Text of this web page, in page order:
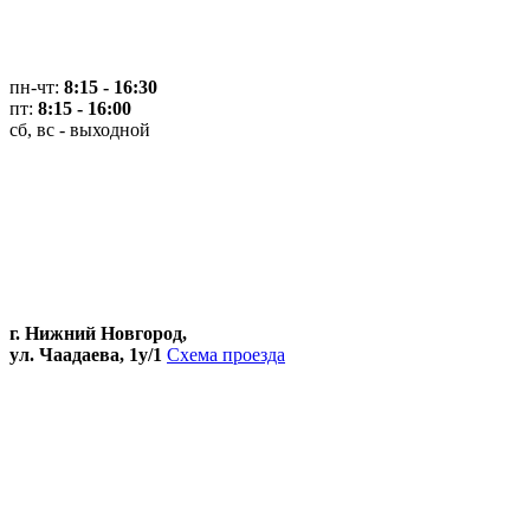
пн-чт: 8:15 - 16:30
пт: 8:15 - 16:00
сб, вс - выходной
г. Нижний Новгород,
ул. Чаадаева, 1у/1 Схема проезда